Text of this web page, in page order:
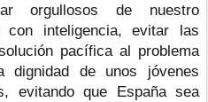
orgullosos de nuestro
con inteligencia, evitar las
pacífica al problema
dignidad de unos jóvenes
evitando que España sea